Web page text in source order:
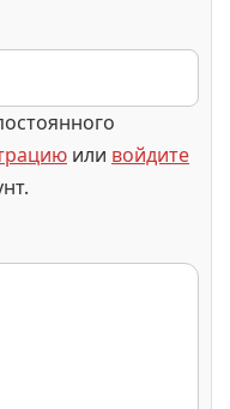
или войдите